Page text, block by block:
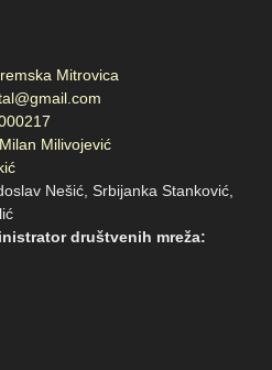
Mitrovica
Milan Milivojević
Nešić, Srbijanka Stanković,
Katarina Nikolić
društvenih mreža: